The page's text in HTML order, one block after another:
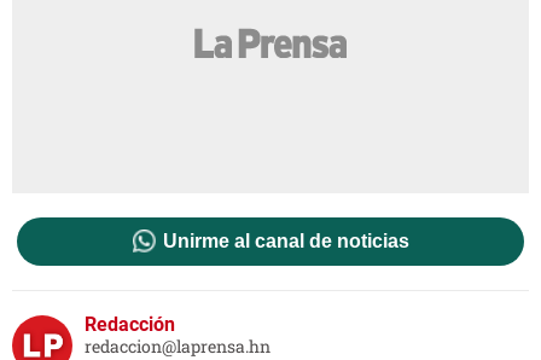
Unirme al canal de noticias
Redacción
redaccion@laprensa.hn